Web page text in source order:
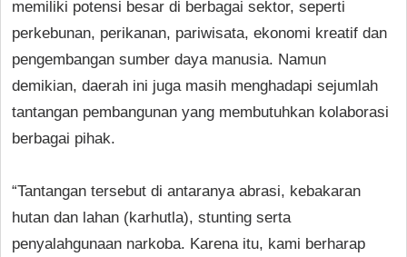
memiliki potensi besar di berbagai sektor, seperti
perkebunan, perikanan, pariwisata, ekonomi kreatif dan
pengembangan sumber daya manusia. Namun
demikian, daerah ini juga masih menghadapi sejumlah
tantangan pembangunan yang membutuhkan kolaborasi
berbagai pihak.
“Tantangan tersebut di antaranya abrasi, kebakaran
hutan dan lahan (karhutla), stunting serta
penyalahgunaan narkoba. Karena itu, kami berharap